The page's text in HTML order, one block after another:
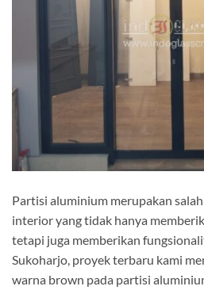
Partisi aluminium merupakan
interior yang tidak hanya
tetapi juga memberikan
Sukoharjo, proyek terbaru kami
warna brown pada partisi